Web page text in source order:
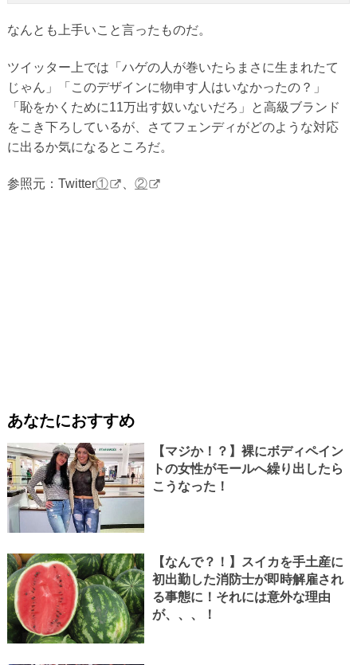
なんとも上手いこと言ったものだ。
ツイッター上では「ハゲの人が巻いたらまさに生まれたて
じゃん」「このデザインに物申す人はいなかったの？」
「恥をかくために11万出す奴いないだろ」と高級ブランド
をこき下ろしているが、さてフェンディがどのような対応
に出るか気になるところだ。
参照元：Twitter① 、②
あなたにおすすめ
【マジか！？】裸にボディペイン
トの女性がモールへ繰り出したら
こうなった！
【なんで？！】スイカを手土産に
初出勤した消防士が即時解雇され
る事態に！それには意外な理由
が、、、！